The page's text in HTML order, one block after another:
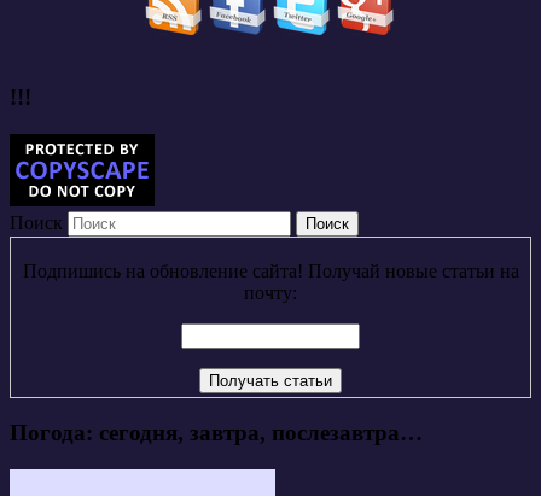
!!!
Поиск
Подпишись на обновление сайта! Получай новые статьи на
почту:
Погода: сегодня, завтра, послезавтра…